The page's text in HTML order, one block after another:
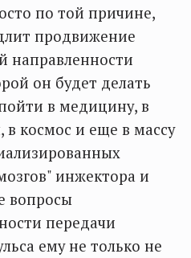
по той причине,
продвижение
направленности
он будет делать
в медицину, в
в космос и еще в массу
инжектора и
вопросы
передачи
ему не только не